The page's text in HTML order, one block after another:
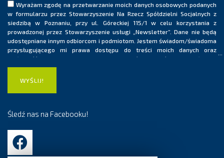
Wyrażam zgodę na przetwarzanie moich danych osobowych podanych
w formularzu przez Stowarzyszenie Na Rzecz Spółdzielni Socjalnych z
siedzibą w Poznaniu, przy ul. Góreckiej 115/1 w celu korzystania z
prowadzonej przez Stowarzyszenie usługi „Newsletter”. Dane nie będą
udostępniane innym odbiorcom i podmiotom. Jestem świadom/świadoma
przysługującego mi prawa dostępu do treści moich danych oraz
możliwość ich poprawiania. Ponadto jestem świadom/świadoma, iż moja
zgoda na przetwarzanie danych osobowych ma charakter dobrowolny i
może być wycofana w dowolnym momencie, co skutkować będzie
usunięciem mojego adresu e-mail z listy dystrybucyjnej usługi
„Newsletter”.
Śledź nas na Facebooku!